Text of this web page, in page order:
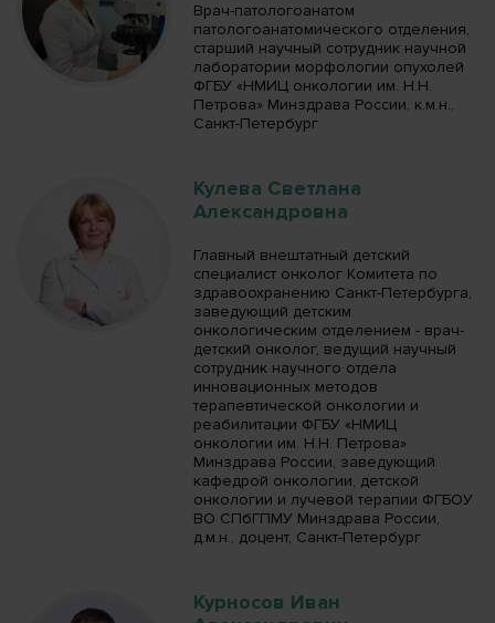
Врач-патологоанатом
патологоанатомического отделения,
старший научный сотрудник научной
лаборатории морфологии опухолей
ФГБУ «НМИЦ онкологии им. Н.Н.
Петрова» Минздрава России, к.м.н.,
Санкт-Петербург
Кулева Светлана
Александровна
Главный внештатный детский
специалист онколог Комитета по
здравоохранению Санкт-Петербурга,
заведующий детским
онкологическим отделением - врач-
детский онколог, ведущий научный
сотрудник научного отдела
инновационных методов
терапевтической онкологии и
реабилитации ФГБУ «НМИЦ
онкологии им. Н.Н. Петрова»
Минздрава России, заведующий
кафедрой онкологии, детской
онкологии и лучевой терапии ФГБОУ
ВО СПбГПМУ Минздрава России,
д.м.н., доцент, Санкт-Петербург
Курносов Иван